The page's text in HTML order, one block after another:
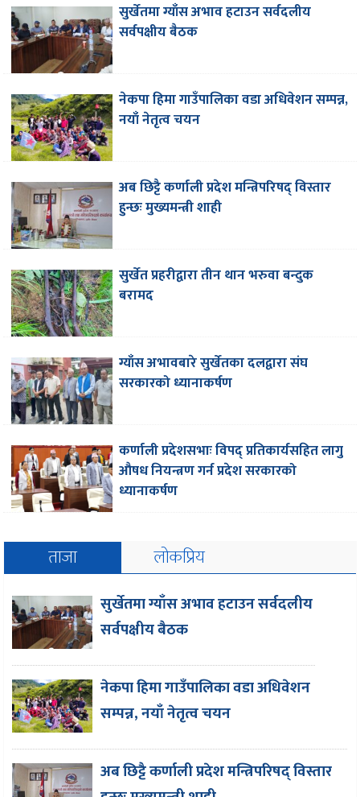
सुर्खेतमा ग्याँस अभाव हटाउन सर्वदलीय
सर्वपक्षीय बैठक
नेकपा हिमा गाउँपालिका वडा अधिवेशन सम्पन्न,
नयाँ नेतृत्व चयन
अब छिट्टै कर्णाली प्रदेश मन्त्रिपरिषद् विस्तार
हुन्छः मुख्यमन्त्री शाही
सुर्खेत प्रहरीद्वारा तीन थान भरुवा बन्दुक
बरामद
ग्याँस अभावबारे सुर्खेतका दलद्वारा संघ
सरकारको ध्यानाकर्षण
कर्णाली प्रदेशसभाः विपद् प्रतिकार्यसहित लागु
औषध नियन्त्रण गर्न प्रदेश सरकारको
ध्यानाकर्षण
ताजा लोकप्रिय
सुर्खेतमा ग्याँस अभाव हटाउन सर्वदलीय
सर्वपक्षीय बैठक
नेकपा हिमा गाउँपालिका वडा अधिवेशन
सम्पन्न, नयाँ नेतृत्व चयन
अब छिट्टै कर्णाली प्रदेश मन्त्रिपरिषद् विस्तार